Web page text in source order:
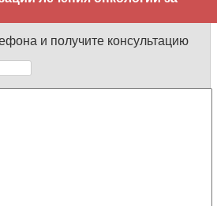
и получите консультацию